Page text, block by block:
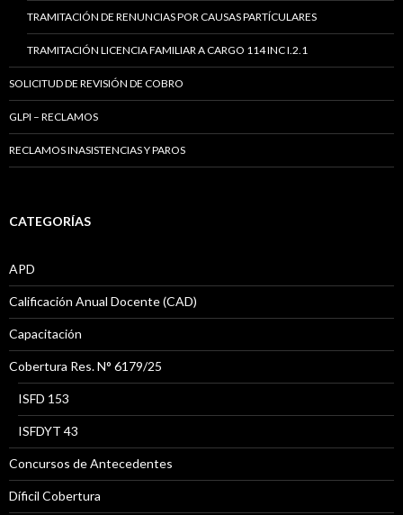
TRAMITACIÓN DE RENUNCIAS POR CAUSAS PARTÍCULARES
TRAMITACIÓN LICENCIA FAMILIAR A CARGO 114 INC I.2.1
SOLICITUD DE REVISIÓN DE COBRO
GLPI – RECLAMOS
RECLAMOS INASISTENCIAS Y PAROS
CATEGORÍAS
APD
Calificación Anual Docente (CAD)
Capacitación
Cobertura Res. N° 6179/25
ISFD 153
ISFDYT 43
Concursos de Antecedentes
Díficil Cobertura